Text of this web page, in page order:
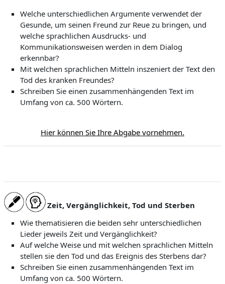
Welche unterschiedlichen Argumente verwendet der
Gesunde, um seinen Freund zur Reue zu bringen, und
welche sprachlichen Ausdrucks- und
Kommunikationsweisen werden in dem Dialog
erkennbar?
Mit welchen sprachlichen Mitteln inszeniert der Text den
Tod des kranken Freundes?
Schreiben Sie einen zusammenhängenden Text im
Umfang von ca. 500 Wörtern.
Hier können Sie Ihre Abgabe vornehmen.
Zeit, Vergänglichkeit, Tod und Sterben
Wie thematisieren die beiden sehr unterschiedlichen
Lieder jeweils Zeit und Vergänglichkeit?
Auf welche Weise und mit welchen sprachlichen Mitteln
stellen sie den Tod und das Ereignis des Sterbens dar?
Schreiben Sie einen zusammenhängenden Text im
Umfang von ca. 500 Wörtern.